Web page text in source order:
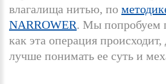
влагалища нитью, по
NARROWER. Мы попробуем
как эта операция
лучше понимать ее суть и